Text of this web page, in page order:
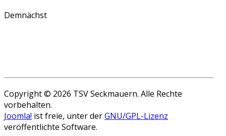
Demnächst
Copyright © 2026 TSV Seckmauern. Alle Rechte
vorbehalten.
Joomla! ist freie, unter derGNU/GPL-Lizenz
veröffentlichte Software.